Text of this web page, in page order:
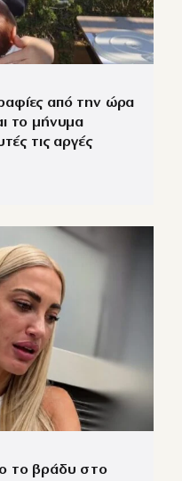
από την ώρα
το μήνυμα
τις αργές
το βράδυ στο